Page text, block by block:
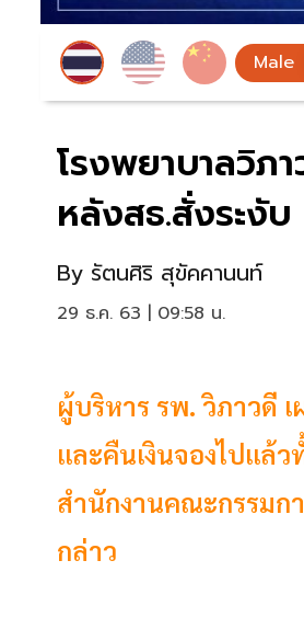
โรงพยาบาลวิภ
หลังสธ.สั่งระงับ
By รัตนศิริ สุขัคคานนท์
29 ธ.ค. 63 | 09:58 น.
ผู้บริหาร รพ. วิภาวดี
และคืนเงินจองไปแล้
สำนักงานคณะกรรมก
กล่าว